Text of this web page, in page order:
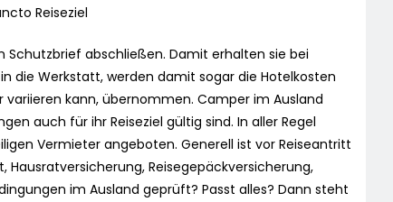
Reiseziel
abschließen. Damit erhalten sie bei
die Werkstatt, werden damit sogar die Hotelkosten
kann, übernommen. Camper im Ausland
auch für ihr Reiseziel gültig sind. In aller Regel
Vermieter angeboten. Generell ist vor Reiseantritt
Reisegepäckversicherung,
im Ausland geprüft? Passt alles? Dann steht